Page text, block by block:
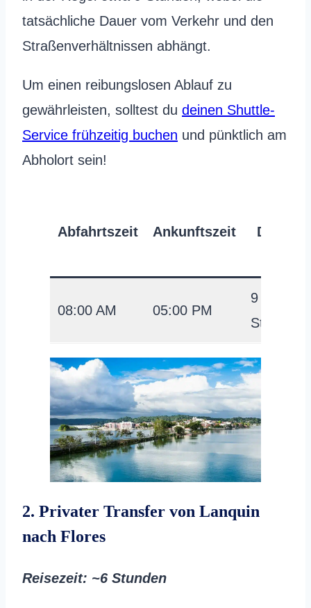
tatsächliche Dauer vom Verkehr und den
Straßenverhältnissen abhängt.
Um einen reibungslosen Ablauf zu
gewährleisten, solltest du deinen Shuttle-
Service frühzeitig buchen und pünktlich am
Abholort sein!
Abfahrtszeit Ankunftszeit Dauer
08:00 AM 05:00 PM
9
Stunden
2. Privater Transfer von Lanquin
nach Flores
Reisezeit: ~6 Stunden